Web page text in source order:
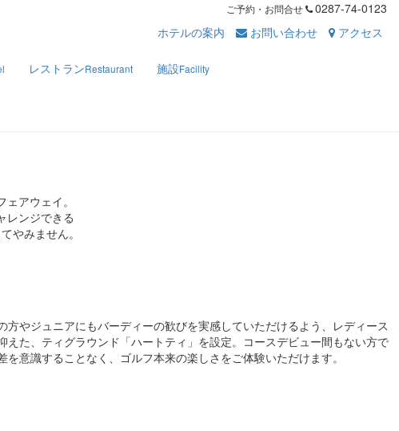
ご予約・お問合せ
0287-74-0123
ホテルの案内
お問い合わせ アクセス
レストランRestaurant 施設Facility
アウェイ。
レンジできる
やみません。
方やジュニアにもバーディーの歓びを実感していただけるよう、レディース
えた、ティグラウンド「ハートティ」を設定。コースデビュー間もない方で
を意識することなく、ゴルフ本来の楽しさをご体験いただけます。